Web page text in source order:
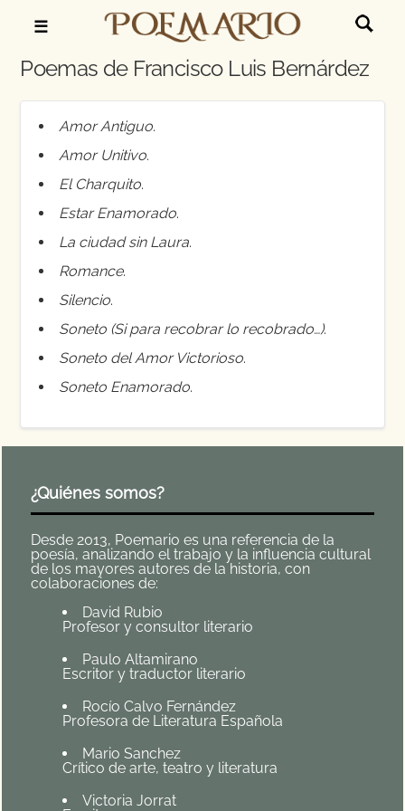
☰
Poemas de Francisco Luis Bernárdez
Amor Antiguo.
Amor Unitivo.
El Charquito.
Estar Enamorado.
La ciudad sin Laura.
Romance.
Silencio.
Soneto (Si para recobrar lo recobrado…).
Soneto del Amor Victorioso.
Soneto Enamorado.
¿Quiénes somos?
Desde 2013, Poemario es una referencia de la
poesía, analizando el trabajo y la influencia cultural
de los mayores autores de la historia, con
colaboraciones de:
David Rubio
Profesor y consultor literario
Paulo Altamirano
Escritor y traductor literario
Rocío Calvo Fernández
Profesora de Literatura Española
Mario Sanchez
Crítico de arte, teatro y literatura
Victoria Jorrat